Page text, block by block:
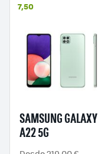
7,50
SAMSUNG GALAXY
A22 5G